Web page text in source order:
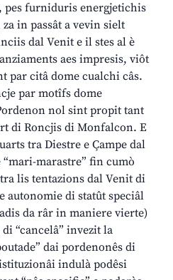
pes furniduris energjetichis
in passât a vevin sielt
dal Venit e il stes al è
aes impresis, viôt
par citâ dome cualchi câs.
par motîfs dome
nol sint propit tant
di Roncjis di Monfalcon. E
tra Diestre e Çampe dal
marastre” fin cumò
lis tentazions dal Venit di
autonomie di statût speciâl
da râr in maniere vierte)
“cancelâ” invezit la
dai pordenonês di
indulà podêsi